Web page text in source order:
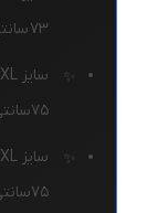
۷۳ سانتی‌متر
۷۵سانتی‌متر
۷۵سانتی‌متر